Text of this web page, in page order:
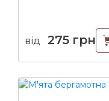
від 275 грн